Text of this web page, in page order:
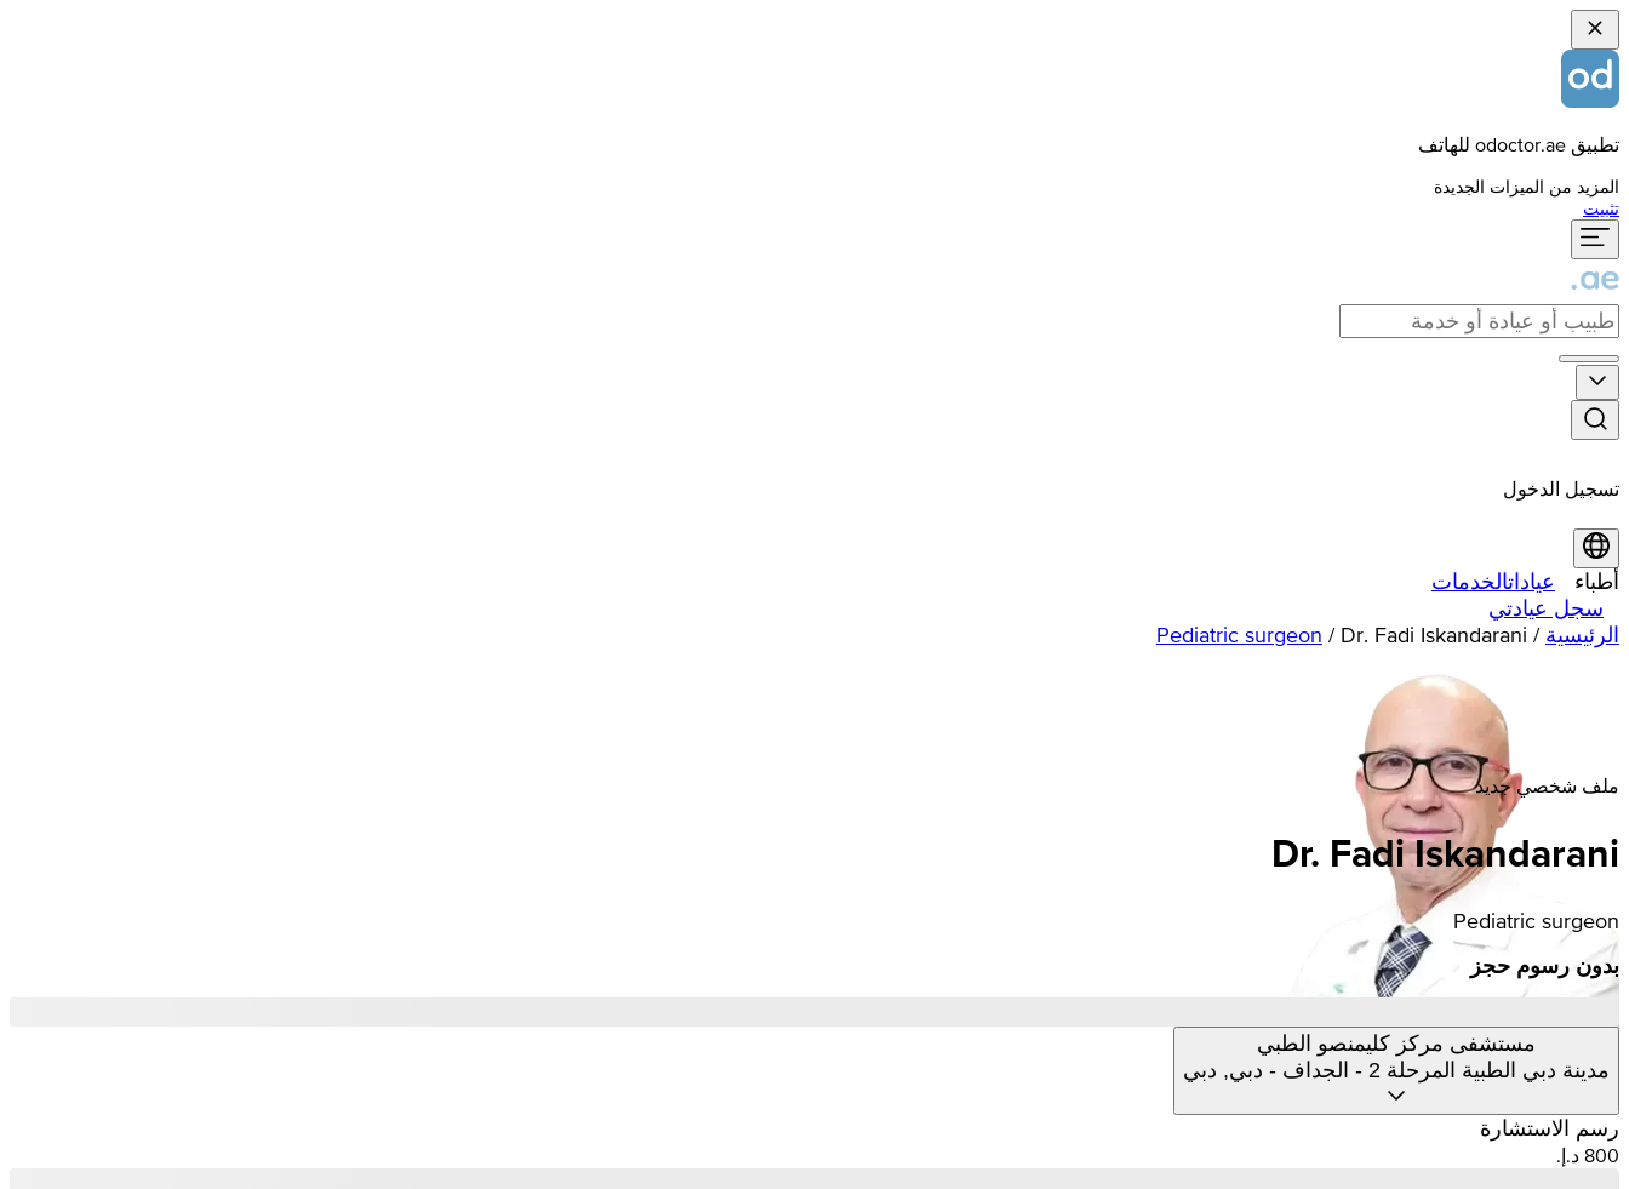
تطبيق odoctor.ae للهاتف
المزيد من الميزات الجديدة
تثبيت
تسجيل الدخول
أطباء عياداتالخدمات
سجل عيادتي
الرئيسية /
Pediatric surgeon / Dr. Fadi Iskandarani
ملف شخصي جديد
Dr. Fadi Iskandarani
Pediatric surgeon
بدون رسوم حجز
مستشفى مركز كليمنصو الطبي
مدينة دبي الطبية المرحلة 2 - الجداف - دبي, دبي
رسم الاستشارة